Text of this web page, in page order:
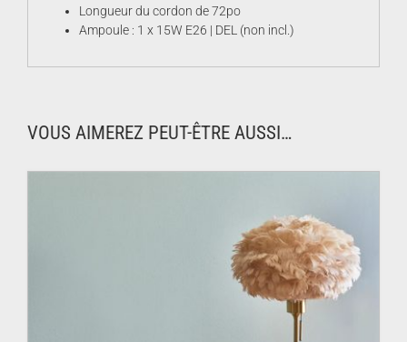
Longueur du cordon de 72po
Ampoule : 1 x 15W E26 | DEL (non incl.)
VOUS AIMEREZ PEUT-ÊTRE AUSSI…